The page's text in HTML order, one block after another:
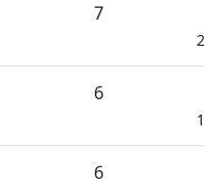
7
6
6